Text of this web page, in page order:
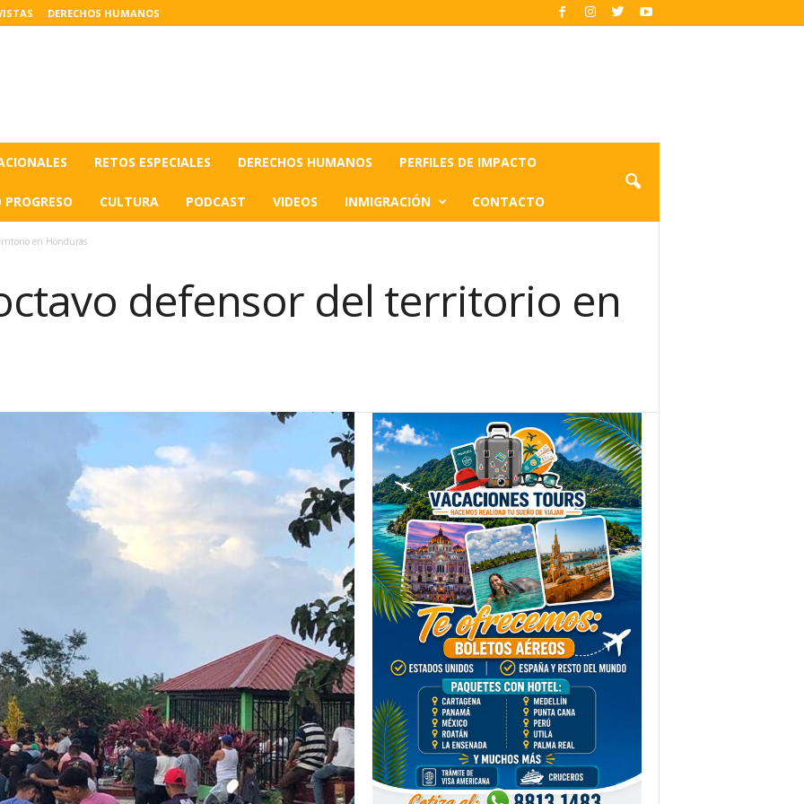
DERECHOS HUMANOS
RETOS ESPECIALES DERECHOS HUMANOS PERFILES DE IMPACTO
PROGRESO CULTURA PODCAST VIDEOS INMIGRACIÓN CONTACTO
en Honduras
defensor del territorio en